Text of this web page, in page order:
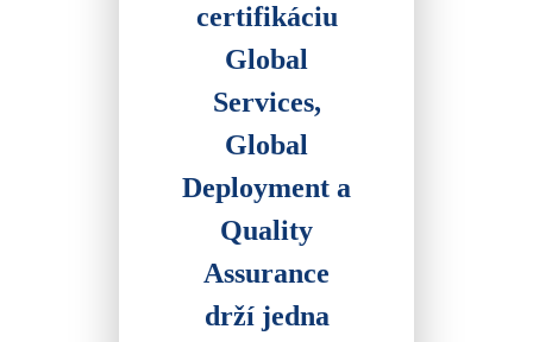
certifikáciu
Global
Services,
Global
Deployment a
Quality
Assurance
drží jedna